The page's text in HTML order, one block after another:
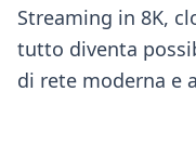
Streaming in 8K,
tutto diventa
di rete moderna e